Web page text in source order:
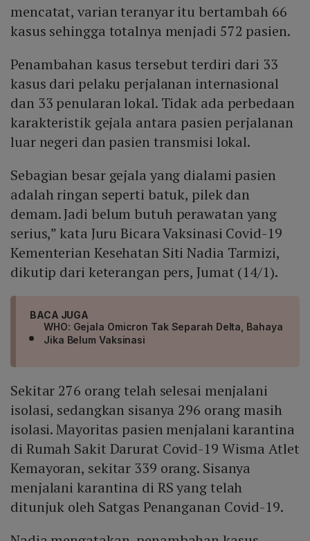
mencatat, varian teranyar itu bertambah 66
kasus sehingga totalnya menjadi 572 pasien.
Penambahan kasus tersebut terdiri dari 33
kasus dari pelaku perjalanan internasional
dan 33 penularan lokal. Tidak ada perbedaan
karakteristik gejala antara pasien perjalanan
luar negeri dan pasien transmisi lokal.
Sebagian besar gejala yang dialami pasien
adalah ringan seperti batuk, pilek dan
demam. Jadi belum butuh perawatan yang
serius,” kata Juru Bicara Vaksinasi Covid-19
Kementerian Kesehatan Siti Nadia Tarmizi,
dikutip dari keterangan pers, Jumat (14/1).
BACA JUGA
WHO: Gejala Omicron Tak Separah Delta, Bahaya
Jika Belum Vaksinasi
Sekitar 276 orang telah selesai menjalani
isolasi, sedangkan sisanya 296 orang masih
isolasi. Mayoritas pasien menjalani karantina
di Rumah Sakit Darurat Covid-19 Wisma Atlet
Kemayoran, sekitar 339 orang. Sisanya
menjalani karantina di RS yang telah
ditunjuk oleh Satgas Penanganan Covid-19.